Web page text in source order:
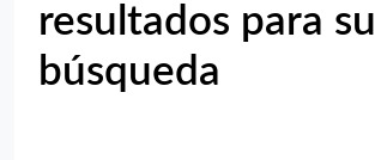
resultados para su
búsqueda